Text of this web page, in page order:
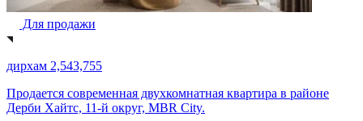
Для продажи
дирхам 2,543,755
Продается современная двухкомнатная квартира в районе
Дерби Хайтс, 11-й округ, MBR City.